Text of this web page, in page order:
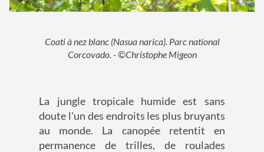
Coati à nez blanc (Nasua narica). Parc national
Corcovado. - ©Christophe Migeon
La jungle tropicale humide est sans
doute l'un des endroits les plus bruyants
au monde. La canopée retentit en
permanence de trilles, de roulades